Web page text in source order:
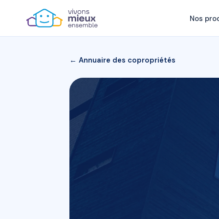
Nos
← Annuaire des copropriétés